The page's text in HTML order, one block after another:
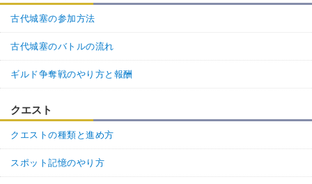
古代城塞の参加方法
古代城塞のバトルの流れ
ギルド争奪戦のやり方と報酬
クエスト
クエストの種類と進め方
スポット記憶のやり方